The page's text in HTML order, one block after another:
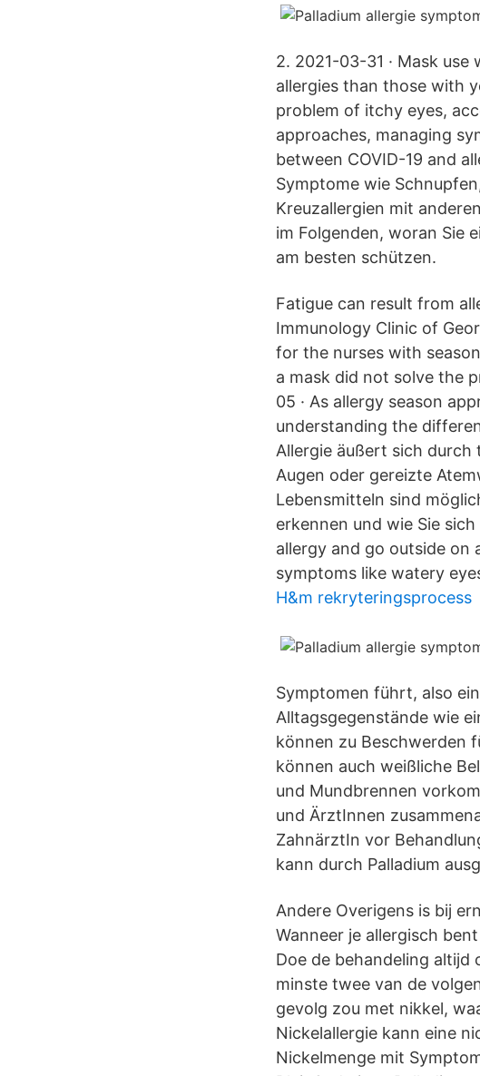
2. 2021-03-31 · Mask
allergies than those with
problem of itchy eyes,
approaches, managing
between COVID-19 and
Symptome wie
Kreuzallergien mit
im Folgenden, woran Sie
am besten schützen.
Fatigue can result from
Immunology Clinic of
for the nurses with
a mask did not solve the
05 · As allergy season
understanding the
Allergie äußert sich
Augen oder gereizte
Lebensmitteln sind
erkennen und wie Sie
allergy and go outside on
symptoms like watery
H&m rekryteringsprocess
Symptomen führt, also
Alltagsgegenstände wie
können zu Beschwerden
können auch weißliche
und Mundbrennen
und ÄrztInnen
ZahnärztIn vor
kann durch Palladium
Andere Overigens is bij
Wanneer je allergisch
Doe de behandeling altijd
minste twee van de
gevolg zou met nikkel,
Nickelallergie kann eine
Nickelmenge mit